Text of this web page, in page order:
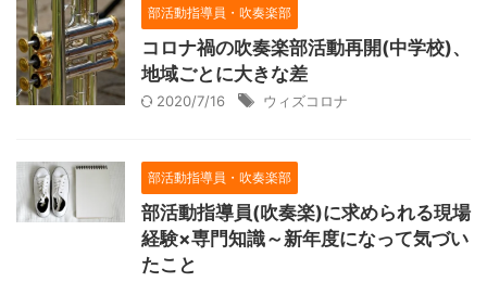
部活動指導員・吹奏楽部
コロナ禍の吹奏楽部活動再開(中学校)、
地域ごとに大きな差
2020/7/16 ウィズコロナ
部活動指導員・吹奏楽部
部活動指導員(吹奏楽)に求められる現場
経験×専門知識～新年度になって気づい
たこと